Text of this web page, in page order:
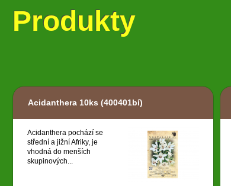
Produkty
Acidanthera 10ks (400401bí)
Acidanthera pochází se
střední a jižní Afriky, je
vhodná do menších
skupinových...